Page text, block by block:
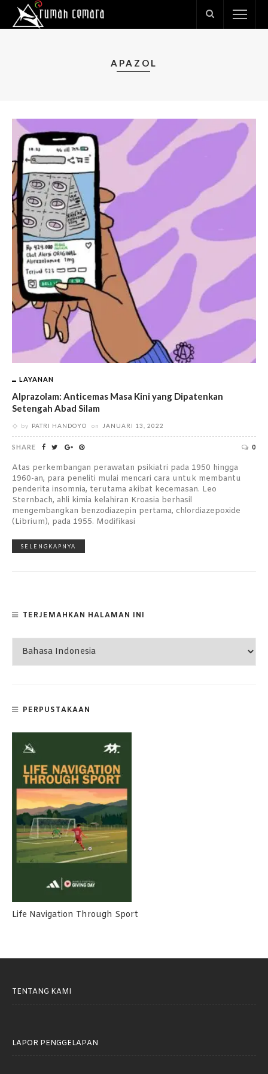
APAZOL
LAYANAN
Alprazolam: Anticemas Masa Kini yang Dipatenkan
Setengah Abad Silam
by PATRI HANDOYO on JANUARI 13, 2022
SHARE 0
Atas perkembangan perawatan psikiatri pada 1950 hingga
1960-an, para peneliti mulai mencari cara untuk membantu
penderita insomnia, terutama akibat kecemasan. Leo
Sternbach, ahli kimia kelahiran Kroasia berhasil
mengembangkan benzodiazepin pertama, chlordiazepoxide
(Librium), pada 1955. Modifikasi
SELENGKAPNYA
TERJEMAHKAN HALAMAN INI
PERPUSTAKAAN
Life Navigation Through Sport
TENTANG KAMI
LAPOR PENGGELAPAN